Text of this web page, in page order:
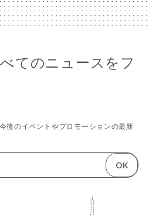
てのニュースをフ
後のイベントやプロモーションの最新
OK